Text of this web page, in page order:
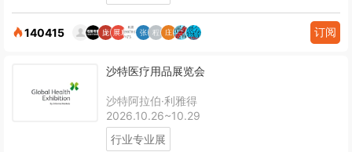
140415 订阅
沙特医疗用品展览会
沙特阿拉伯·利雅得
2026.10.26~10.29
行业专业展